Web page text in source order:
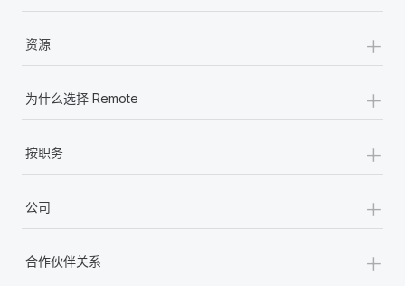
资源 +
为什么选择 Remote +
按职务 +
公司 +
合作伙伴关系 +